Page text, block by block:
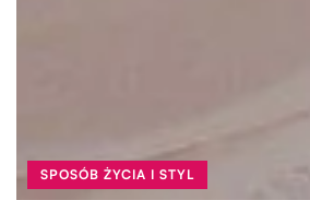
SPOSÓB ŻYCIA I STYL